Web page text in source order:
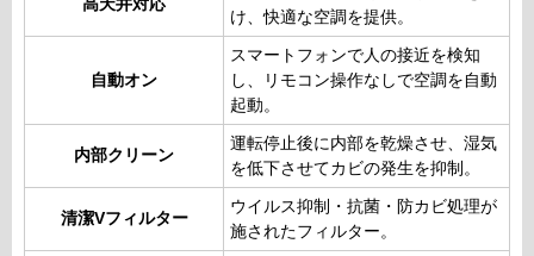
高天井対応
け、快適な空調を提供。
自動オン
スマートフォンで人の接近を検知
し、リモコン操作なしで空調を自動
起動。
内部クリーン
運転停止後に内部を乾燥させ、湿気
を低下させてカビの発生を抑制。
清潔Vフィルター
ウイルス抑制・抗菌・防カビ処理が
施されたフィルター。